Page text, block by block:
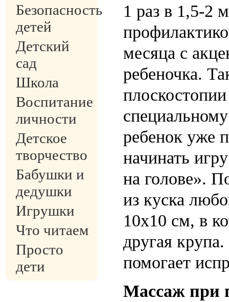
Безопасность
детей
Детский
сад
Школа
Воспитание
личности
Детское
творчество
Бабушки и
дедушки
Игрушки
Что читаем
Просто
дети
1 раз в 1,5-2
месяца с
ребеночка.
ребенок уже
начинать
на голове».
из куска
10х10 см, в
другая
помогает
Массаж при